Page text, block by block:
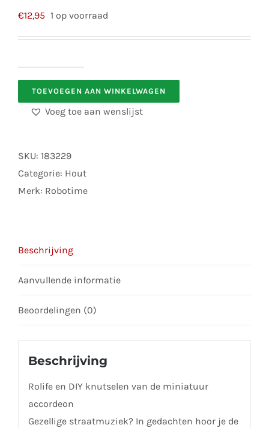
€12,95 1 op voorraad
TG410
Accordion
TOEVOEGEN AAN WINKELWAGEN
Voeg toe aan wenslijst
SKU: 183229
Categorie: Hout
Merk: Robotime
Beschrijving
Aanvullende informatie
Beoordelingen (0)
Beschrijving
Rolife en DIY knutselen van de miniatuur
accordeon
Gezellige straatmuziek? In gedachten hoor je de